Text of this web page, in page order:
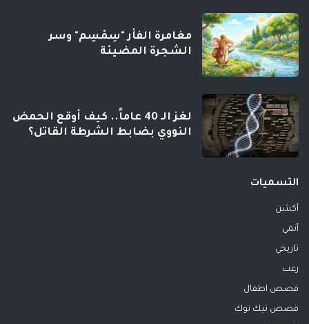
مغامرة الفأر "سِمْسِم" وسر
الشجرة المضيئة
لغز الـ 40 عاماً.. كيف أوقع الحمض
النووي بضابط الشرطة القاتل؟
التسميات
أكشن
أنمي
تاريخي
رعب
قصص اطفال
قصص تيك توك